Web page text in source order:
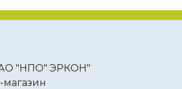
"НПО" ЭРКОН"
магазин